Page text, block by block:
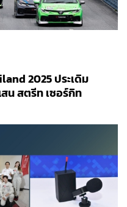
2025 ประเดิม
น สตรีท เซอร์กิท